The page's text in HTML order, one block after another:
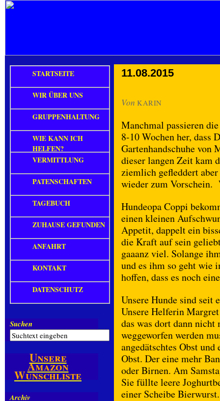
11.08.2015
Von KARIN
Manchmal passieren
8-10 Wochen her, dass
Gartenhandschuhe von
dieser langen Zeit kam
ziemlich gefleddert
wieder zum Vorschein.
Hundeopa Coppi
einen kleinen
Appetit, dappelt ein
die Kraft auf sein
gaaanz viel. Solange
und es ihm so geht
hoffen, dass es noch
Unsere Hunde sind seit
Unsere Helferin
das was dort dann
weggeworfen werden
angedätschtes Obst
Obst. Der eine mehr
oder Birnen. Am
Sie füllte leere
einer Scheibe
STARTSEITE
WIR ÜBER UNS
GRUPPENHALTUNG
WIE KANN ICH
HELFEN?
VERMITTLUNG
PATENSCHAFTEN
TAGEBUCH
ZUHAUSE GEFUNDEN
ANFAHRT
KONTAKT
DATENSCHUTZ
Suchen
Unsere
Amazon
Wunschliste
Archiv